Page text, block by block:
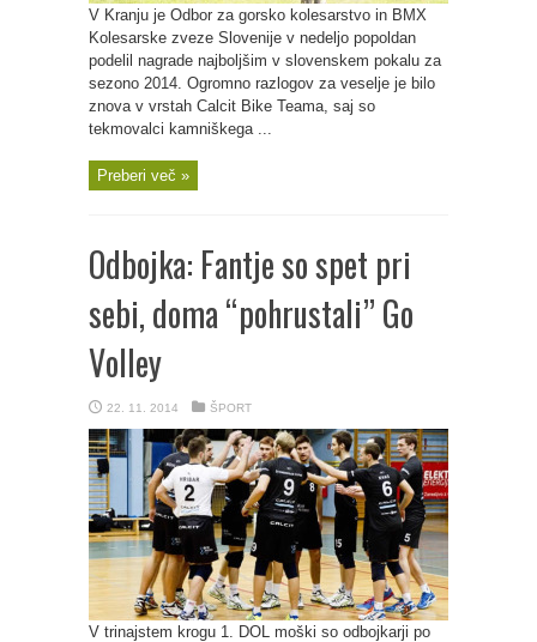
V Kranju je Odbor za gorsko kolesarstvo in BMX
Kolesarske zveze Slovenije v nedeljo popoldan
podelil nagrade najboljšim v slovenskem pokalu za
sezono 2014. Ogromno razlogov za veselje je bilo
znova v vrstah Calcit Bike Teama, saj so
tekmovalci kamniškega ...
Preberi več »
Odbojka: Fantje so spet pri
sebi, doma “pohrustali” Go
Volley
22. 11. 2014 ŠPORT
V trinajstem krogu 1. DOL moški so odbojkarji po